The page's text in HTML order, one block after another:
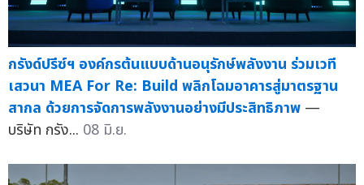
กรังด์ปรีซ์ฯ องค์กรต้นแบบด้านอนุรักษ์พลังงาน ร่วมเวที
เสวนา MEA For Re: Build พลิกโฉมอาคารสู่มาตรฐาน
สากล ด้วยการจัดการพลังงานอย่างมีประสิทธิภาพ —
บริษัท กรัง... 08 มิ.ย.